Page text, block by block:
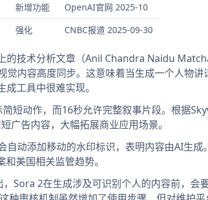
新增功能
OpenAI官网 2025-10
强化 CNBC报道 2025-09-30
的技术分析文章（Anil Chandra Naidu
内容高度同步。这意味着当生成一个人物讲
工具中很难实现。
短动作，而16秒允许完整叙事片段。根据
广告内容，大幅拓展商业应用场景。
动添加移动的水印标识，表明内容由AI生
美国相关监管趋势。
Sora 2在生成涉及可识别个人的内容前，会